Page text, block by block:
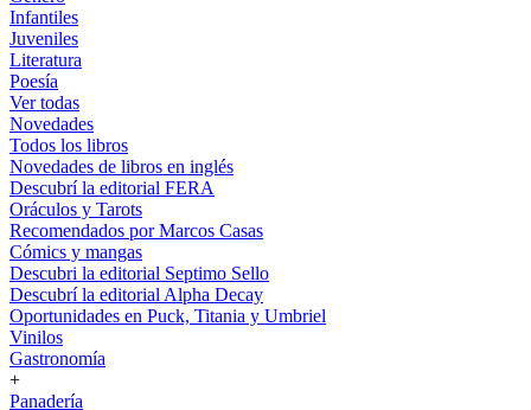
Infantiles
Juveniles
Literatura
Poesía
Ver todas
Novedades
Todos los libros
Novedades de libros en inglés
Descubrí la editorial FERA
Oráculos y Tarots
Recomendados por Marcos Casas
Cómics y mangas
Descubri la editorial Septimo Sello
Descubrí la editorial Alpha Decay
Oportunidades en Puck, Titania y Umbriel
Vinilos
Gastronomía
+
Panadería